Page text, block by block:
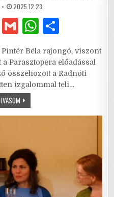
PUBLISHED
DATE:
2025.12.23.
E
l
G
ai
l
W
at
s
A
ar
e
Béla rajongó, viszont
Parasztopera előadással
összehozott a Radnóti
izgalommal teli…
PARASZTOPERA
–